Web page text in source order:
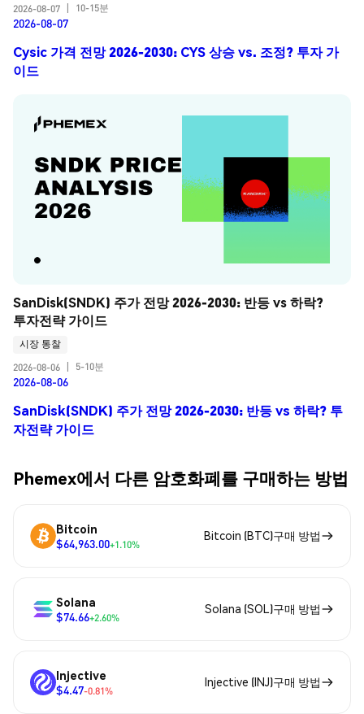
2026-08-07
10-15분
2026-08-07
Cysic 가격 전망 2026-2030: CYS 상승 vs. 조정? 투자 가
이드
SanDisk(SNDK) 주가 전망 2026-2030: 반등 vs 하락?
투자전략 가이드
시장 통찰
2026-08-06
5-10분
2026-08-06
SanDisk(SNDK) 주가 전망 2026-2030: 반등 vs 하락? 투
자전략 가이드
Phemex에서 다른 암호화폐를 구매하는 방법
Bitcoin
$64,963.00+1.10%
Bitcoin (BTC)구매 방법
Solana
$74.66+2.60%
Solana (SOL)구매 방법
Injective
$4.47-0.81%
Injective (INJ)구매 방법